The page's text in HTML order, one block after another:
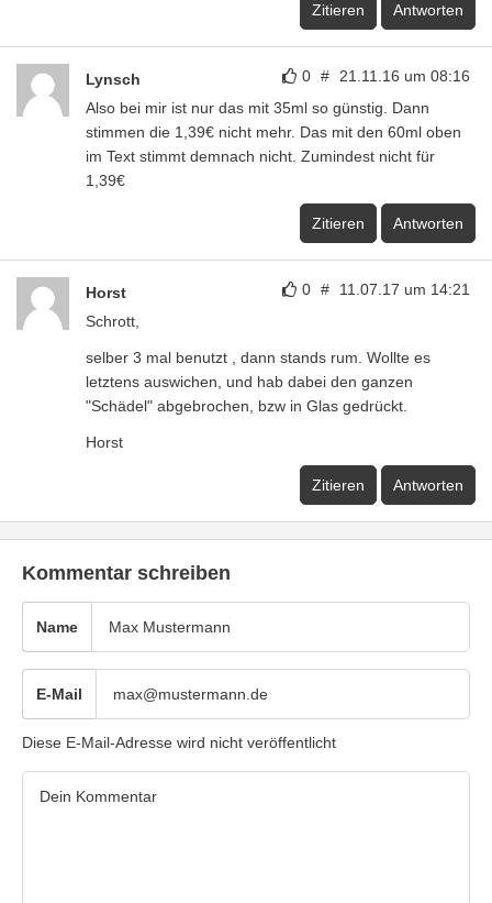
Zitieren Antworten
0 # 21.11.16 um 08:16
Lynsch
Also bei mir ist nur das mit 35ml so günstig. Dann
stimmen die 1,39€ nicht mehr. Das mit den 60ml oben
im Text stimmt demnach nicht. Zumindest nicht für
1,39€
Zitieren Antworten
0 # 11.07.17 um 14:21
Horst
Schrott,
selber 3 mal benutzt , dann stands rum. Wollte es
letztens auswichen, und hab dabei den ganzen
"Schädel" abgebrochen, bzw in Glas gedrückt.
Horst
Zitieren Antworten
Kommentar schreiben
Name
E-Mail
Diese E-Mail-Adresse wird nicht veröffentlicht